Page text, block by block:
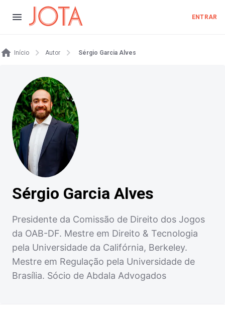
ENTRAR
Início Autor Sérgio Garcia Alves
Sérgio Garcia Alves
Presidente da Comissão de Direito dos Jogos
da OAB-DF. Mestre em Direito & Tecnologia
pela Universidade da Califórnia, Berkeley.
Mestre em Regulação pela Universidade de
Brasília. Sócio de Abdala Advogados